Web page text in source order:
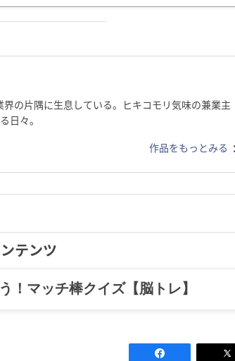
の片隅に生息している。ヒキコモリ気味の兼業主
日々。
作品をもっとみる
テンツ
！マッチ棒クイズ【脳トレ】